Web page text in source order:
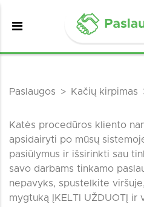
Paslaugos Kačių kirpimas
Katės procedūros kliento
apsidairyti po mūsų
pasiūlymus ir išsirinkti sau
savo darbams tinkamo
nepavyks, spustelkite
mygtuką ĮKELTI UŽDUOTĮ ir